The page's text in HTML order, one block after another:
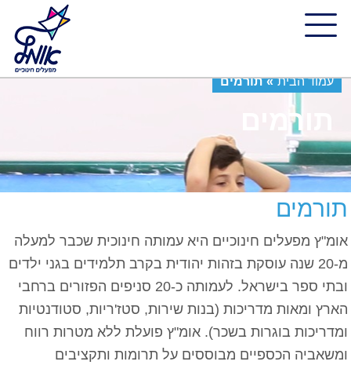
עמוד הבית » תורמים
תורמים
תורמים
אומ"ץ מפעלים חינוכיים היא עמותה חינוכית שכבר למעלה
מ-20 שנה עוסקת בזהות יהודית בקרב תלמידים בגני ילדים
ובתי ספר בישראל. לעמותה כ-20 סניפים הפזורים ברחבי
הארץ ומאות מדריכות (בנות שירות, סטז'ריות, סטודנטיות
ומדריכות בוגרות בשכר). אומ"ץ פועלת ללא מטרות רווח
ומשאביה הכספיים מבוססים על תרומות ותקציבים